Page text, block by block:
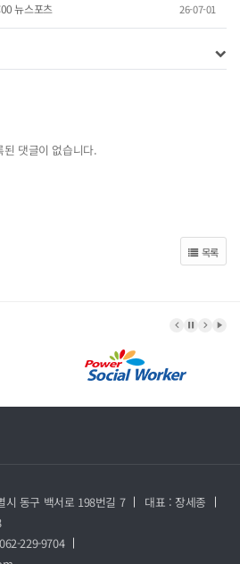
뉴스포츠 26-07-01
된 댓글이 없습니다.
목록
이전 배너
배너 정지
다음배
시 동구 백서로 198번길 7
대표 : 장세종
229-9704